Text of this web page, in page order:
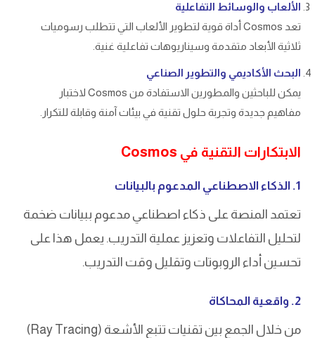
الألعاب والوسائط التفاعلية
تعد Cosmos أداة قوية لتطوير الألعاب التي تتطلب رسوميات
ثلاثية الأبعاد متقدمة وسيناريوهات تفاعلية غنية.
البحث الأكاديمي والتطوير الصناعي
يمكن للباحثين والمطورين الاستفادة من Cosmos لاختبار
مفاهيم جديدة وتجربة حلول تقنية في بيئات آمنة وقابلة للتكرار.
الابتكارات التقنية في Cosmos
1. الذكاء الاصطناعي المدعوم بالبيانات
تعتمد المنصة على ذكاء اصطناعي مدعوم ببيانات ضخمة
لتحليل التفاعلات وتعزيز عملية التدريب. يعمل هذا على
تحسين أداء الروبوتات وتقليل وقت التدريب.
2. واقعية المحاكاة
من خلال الجمع بين تقنيات تتبع الأشعة (Ray Tracing)